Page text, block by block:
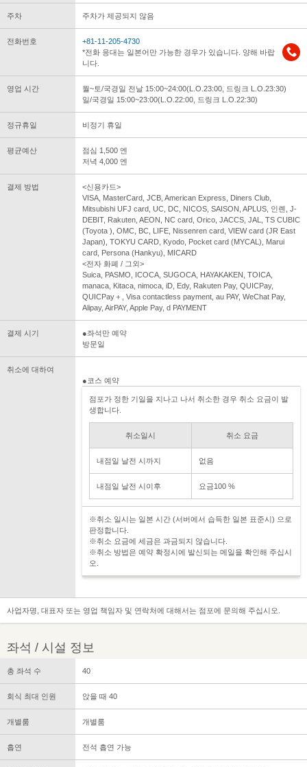
주차 주차가 제공되지 않음
전화번호
+81-11-205-4730
*전화 응대는 일본어만 가능한 경우가 있습니다. 양해 바랍
니다.
영업 시간
월~토/국경일 전날 15:00~24:00(L.O.23:00, 드링크 L.O.23:30)
일/국경일 15:00~23:00(L.O.22:00, 드링크 L.O.22:30)
정규휴일 비정기 휴일
평균예산
점심 1,500 엔
저녁 4,000 엔
결제 방법
<신용카드>
VISA, MasterCard, JCB, American Express, Diners Club,
Mitsubishi UFJ card, UC, DC, NICOS, SAISON, APLUS, 인롄, J-
DEBIT, Rakuten, AEON, NC card, Orico, JACCS, JAL, TS CUBIC
(Toyota ), OMC, BC, LIFE, Nissenren card, VIEW card (JR East
Japan), TOKYU CARD, Kyodo, Pocket card (MYCAL), Marui
card, Persona (Hankyu), MICARD
<전자 화폐 / 그외>
Suica, PASMO, ICOCA, SUGOCA, HAYAKAKEN, TOICA,
manaca, Kitaca, nimoca, iD, Edy, Rakuten Pay, QUICPay,
QUICPay＋, Visa contactless payment, au PAY, WeChat Pay,
Alipay, AirPAY, Apple Pay, d PAYMENT
결제 시기
●좌석만 예약
방문일
취소에 대하여
●코스 예약
점포가 정한 기일을 지나고 나서 취소한 경우 취소 요금이 발
생합니다.
취소일시 취소 요금
내점일 날전 시까지 없음
내점일 날전 시이후 요금100 %
※취소 일시는 일본 시간 (서버에서 습득한 일본 표준시) 으로
판정합니다.
※취소 요금에 세금은 과금되지 않습니다.
※취소 방법은 예약 확정시에 발신되는 메일을 확인해 주십시
오.
사업자명, 대표자 또는 영업 책임자 및 연락처에 대해서는 점포에 문의해 주십시오.
좌석 / 시설 정보
총 좌석 수 40
회식 최대 인원 앉을 때 40
개별룸 개별룸
흡연 전석 흡연 가능